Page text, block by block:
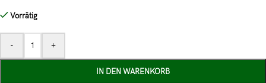
Vorrätig
- +
IN DEN WARENKORB